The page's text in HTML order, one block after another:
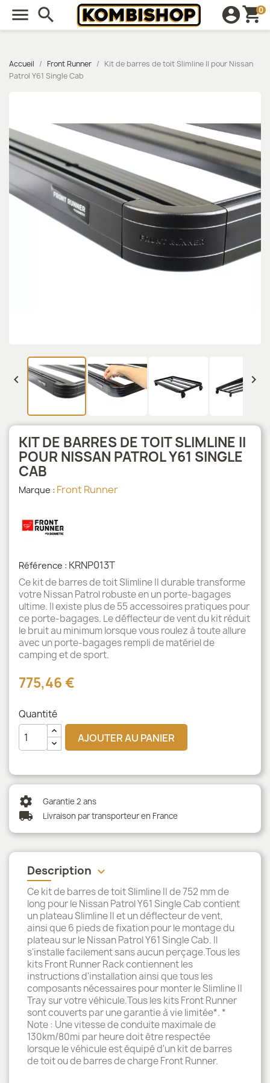
 shopping_cart
0
account_circle
search
Accueil Front Runner
Kit de barres de toit Slimline II pour Nissan
Patrol Y61 Single Cab
 
KIT DE BARRES DE TOIT SLIMLINE II
POUR NISSAN PATROL Y61 SINGLE
CAB
Marque : Front Runner
Référence : KRNP013T
Ce kit de barres de toit Slimline II durable transforme
votre Nissan Patrol robuste en un porte-bagages
ultime. Il existe plus de 55 accessoires pratiques pour
ce porte-bagages. Le déflecteur de vent du kit réduit
le bruit au minimum lorsque vous roulez à toute allure
avec un porte-bagages rempli de matériel de
camping et de sport.
775,46 €
Quantité
AJOUTER AU PANIER
settings Garantie 2 ans
local_shipping Livraison par transporteur en France
Description keyboard_arrow_down
Ce kit de barres de toit Slimline II de 752 mm de
long pour le Nissan Patrol Y61 Single Cab contient
un plateau Slimline II et un déflecteur de vent,
ainsi que 6 pieds de fixation pour le montage du
plateau sur le Nissan Patrol Y61 Single Cab. Il
s'installe facilement sans aucun perçage.Tous les
kits Front Runner Rack contiennent les
instructions d'installation ainsi que tous les
composants nécessaires pour monter le Slimline II
Tray sur votre véhicule.Tous les kits Front Runner
sont couverts par une garantie à vie limitée*. *
Note : Une vitesse de conduite maximale de
130km/80mi par heure doit être respectée
lorsque le véhicule est équipé d'un kit de barres
de toit ou de barres de charge Front Runner.